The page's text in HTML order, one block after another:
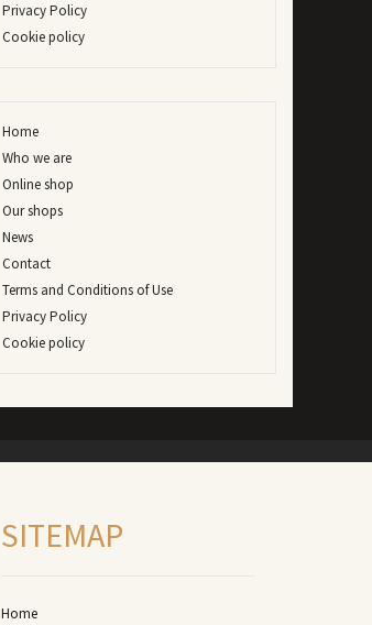
Privacy Policy
Cookie policy
Home
Who we are
Online shop
Our shops
News
Contact
Terms and Conditions of Use
Privacy Policy
Cookie policy
SITEMAP
Home